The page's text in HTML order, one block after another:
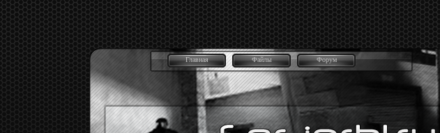
Главная Файлы Форум